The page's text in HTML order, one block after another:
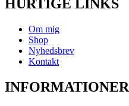
HURTIGE LINKS
Om mig
Shop
Nyhedsbrev
Kontakt
INFORMATIONER